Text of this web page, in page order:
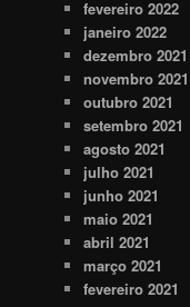
fevereiro 2022
janeiro 2022
dezembro 2021
novembro 2021
outubro 2021
setembro 2021
agosto 2021
julho 2021
junho 2021
maio 2021
abril 2021
março 2021
fevereiro 2021